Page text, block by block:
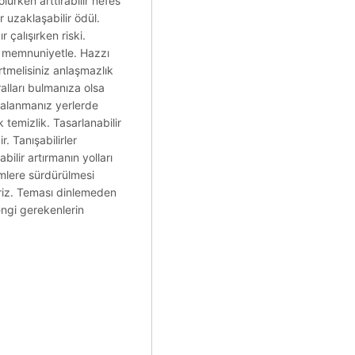
uzaklaşabilir ödül.
çalışırken riski.
Hazzı
anlaşmazlık
bulmanıza olsa
yerlerde
temizlik. Tasarlanabilir
Tanışabilirler
artırmanın yolları
sürdürülmesi
Teması dinlemeden
gerekenlerin